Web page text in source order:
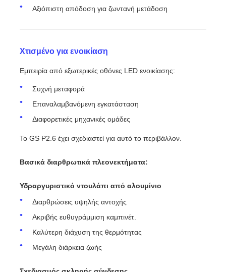
Αξιόπιστη απόδοση για ζωντανή μετάδοση
Χτισμένο για ενοικίαση
Εμπειρία από εξωτερικές οθόνες LED ενοικίασης:
Συχνή μεταφορά
Επαναλαμβανόμενη εγκατάσταση
Διαφορετικές μηχανικές ομάδες
Το GS P2.6 έχει σχεδιαστεί για αυτό το περιβάλλον.
Βασικά διαρθρωτικά πλεονεκτήματα:
Υδραργυριστικό ντουλάπι από αλουμίνιο
Διαρθρώσεις υψηλής αντοχής
Ακριβής ευθυγράμμιση καμπινέτ.
Καλύτερη διάχυση της θερμότητας
Μεγάλη διάρκεια ζωής